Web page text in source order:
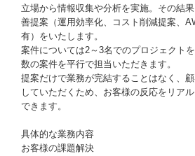
立場から情報収集や分析を実施。その結
善提案（運用効率化、コスト削減提案、
有）をいたします。
案件については2～3名でのプロジェクト
数の案件を平行で担当いただきます。
提案だけで業務が完結することはなく、
していただくため、お客様の反応をリア
できます。
具体的な業務内容
お客様の課題解決